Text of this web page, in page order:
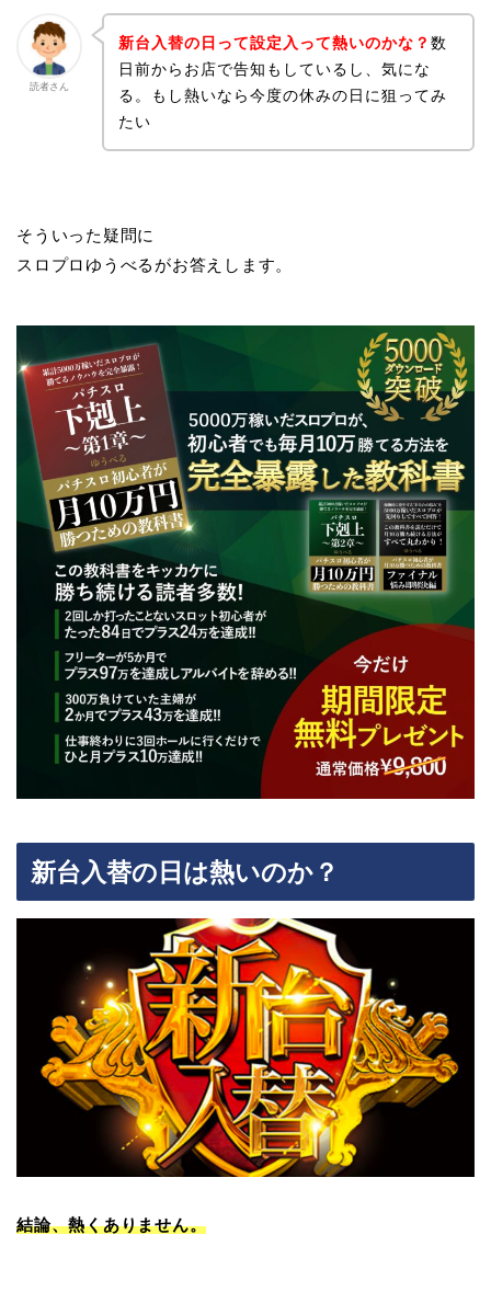
読者さん
新台入替の日って設定入って熱いのかな？ 数
日前からお店で告知もしているし、気にな
る。もし熱いなら今度の休みの日に狙ってみ
たい
そういった疑問に
スロプロゆうべるがお答えします。
新台入替の日は熱いのか？
結論、熱くありません。